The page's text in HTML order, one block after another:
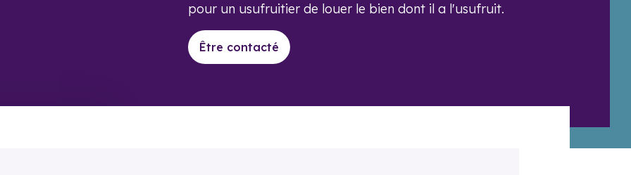
pour un usufruitier de louer le bien dont il a l'usufruit.
Être contacté